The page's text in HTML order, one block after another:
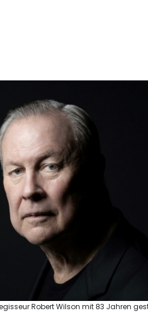
Robert Wilson mit 83 Jahren